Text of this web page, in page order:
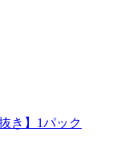
き】1パック